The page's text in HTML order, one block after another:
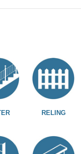
RELING